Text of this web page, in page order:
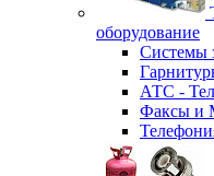
оборудование
Системы
АТС -
Факсы и